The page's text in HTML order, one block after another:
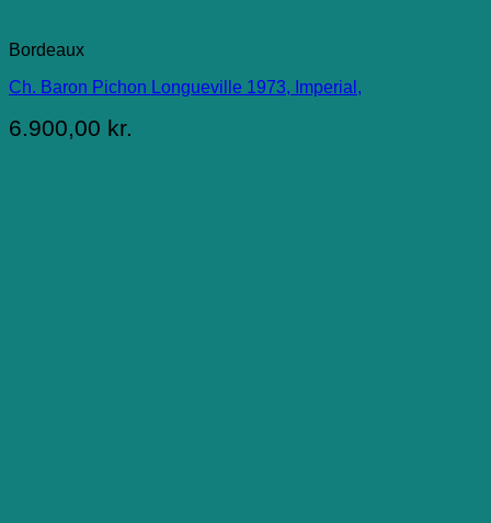
Bordeaux
Ch. Baron Pichon Longueville 1973, Imperial,
6.900,00 kr.